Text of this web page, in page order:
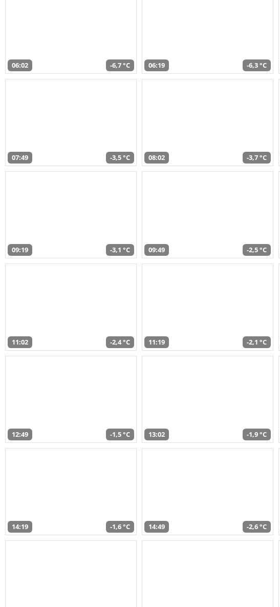
06:02 -6,7 °C 06:19 -6,3 °C
07:49 -3,5 °C 08:02 -3,7 °C
09:19 -3,1 °C 09:49 -2,5 °C
11:02 -2,4 °C 11:19 -2,1 °C
12:49 -1,5 °C 13:02 -1,9 °C
14:19 -1,6 °C 14:49 -2,6 °C